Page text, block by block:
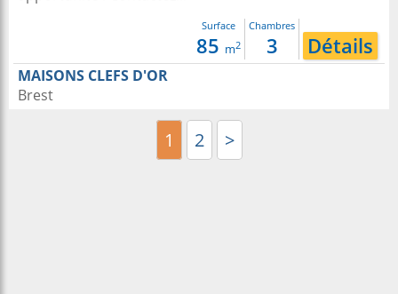
Surface
85 m2
Chambres
3 Détails
MAISONS CLEFS D'OR
Brest
1 2 >